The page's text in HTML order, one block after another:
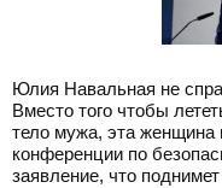
Юлия Навальная не
Вместо того чтобы
тело мужа, эта
конференции по
заявление, что